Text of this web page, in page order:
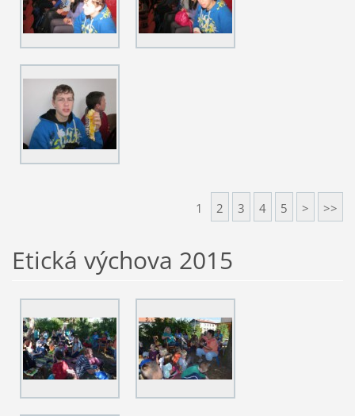
1 2 3 4 5 > >>
Etická výchova 2015